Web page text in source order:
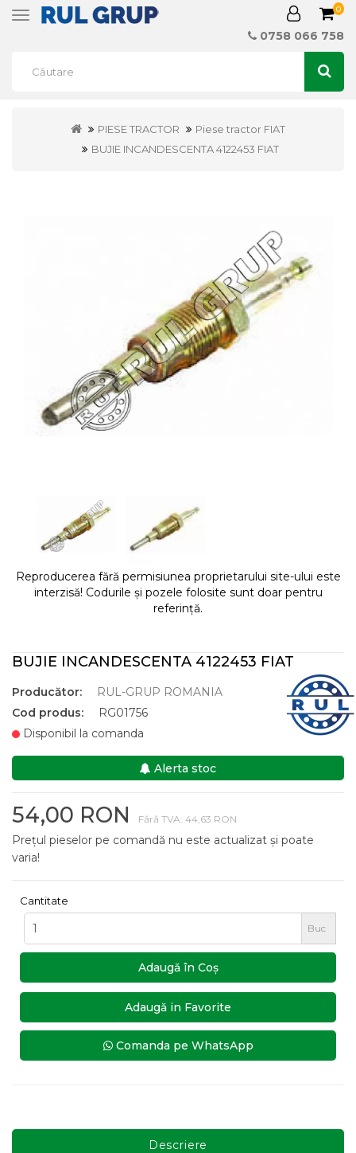
Toggle
0
0758 066 758
PIESE TRACTOR
Piese tractor FIAT
BUJIE INCANDESCENTA 4122453 FIAT
Reproducerea fără permisiunea proprietarului site-ului este
interzisă! Codurile și pozele folosite sunt doar pentru
referință.
BUJIE INCANDESCENTA 4122453 FIAT
Producător:
RUL-GRUP ROMANIA
Cod produs:
RG01756
Disponibil la comanda
Alerta stoc
54,00 RON Fără TVA: 44,63 RON
Prețul pieselor pe comandă nu este actualizat și poate
varia!
Cantitate
Buc
Adaugă în Coş
Adaugă in Favorite
Comanda pe WhatsApp
Descriere